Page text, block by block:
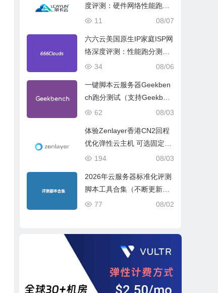
度评测：硬件网络性能跑
分、流媒体兼容测试和选择
08/07
11
六六云美国原生IP家庭ISP网
络深度评测：性能跑分测
试、网络线路与购买建议08/06
34
一键脚本云服务器Geekben
ch跑分测试（支持Geekben
ch 5 Geekbench 6 Geekbe
08/03
62
体验Zenlayer香港CN2回程
优化弹性云主机 可选固定带
宽或流量模式
08/03
194
2026年云服务器标准化评测
脚本工具合集（不断更新完
善）
08/02
77